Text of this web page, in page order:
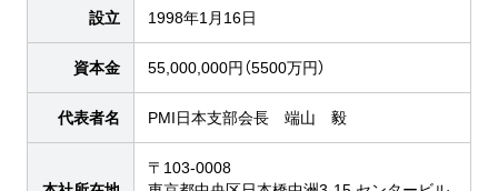
設立 1998年1月16日
資本金 55,000,000円（5500万円）
代表者名 PMI日本支部会長 端山 毅
〒103-0008